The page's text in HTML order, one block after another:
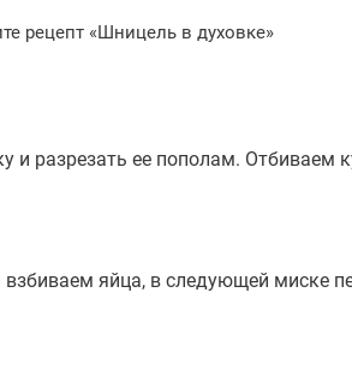
и разрезать ее пополам.
яйца, в следующей миске